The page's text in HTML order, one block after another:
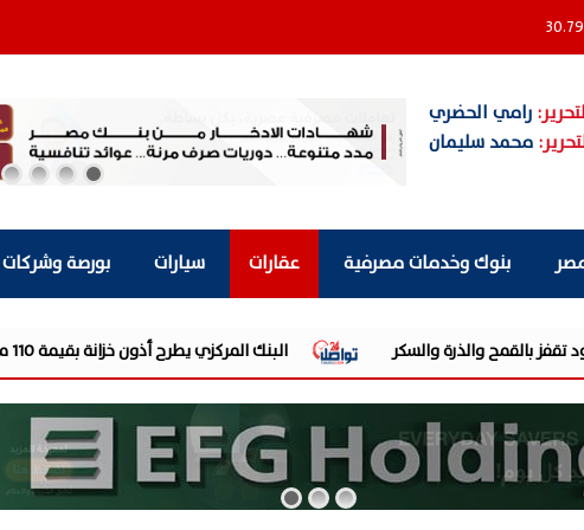
30.79
رامي الحضري
محمد سليمان
بنوك وخدمات مصرفية عقارات سيارات بورصة وشركات
البنك المركزي يطرح أذون خزانة بقيمة 110 مليارات جنيه اليوم